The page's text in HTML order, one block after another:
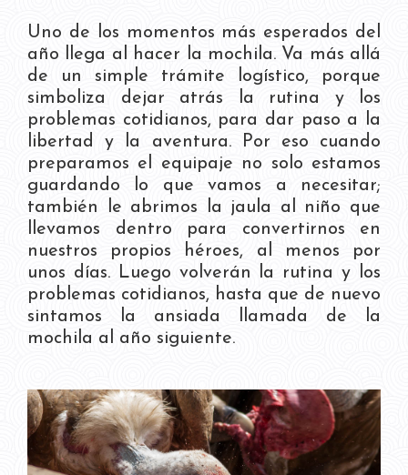
Uno de los momentos más esperados del
año llega al hacer la mochila. Va más allá
de un simple trámite logístico, porque
simboliza dejar atrás la rutina y los
problemas cotidianos, para dar paso a la
libertad y la aventura. Por eso cuando
preparamos el equipaje no solo estamos
guardando lo que vamos a necesitar;
también le abrimos la jaula al niño que
llevamos dentro para convertirnos en
nuestros propios héroes, al menos por
unos días. Luego volverán la rutina y los
problemas cotidianos, hasta que de nuevo
sintamos la ansiada llamada de la
mochila al año siguiente.